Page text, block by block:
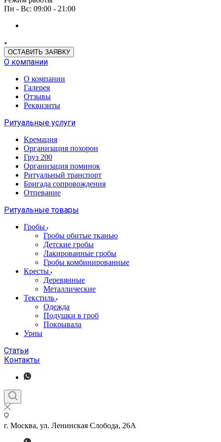
Пн - Вс: 09:00 - 21:00
ОСТАВИТЬ ЗАЯВКУ
О компании
О компании
Галерея
Отзывы
Реквизиты
Ритуальные услуги
Кремация
Организация похорон
Груз 200
Организация поминок
Ритуальный транспорт
Бригада сопровождения
Отпевание
Ритуальные товары
Гробы
Гробы обитые тканью
Детские гробы
Лакированные гробы
Гробы комбинированные
Кресты
Деревянные
Металлические
Текстиль
Одежда
Подушки в гроб
Покрывала
Урны
Статьи
Контакты
г. Москва, ул. Ленинская Слобода, 26А